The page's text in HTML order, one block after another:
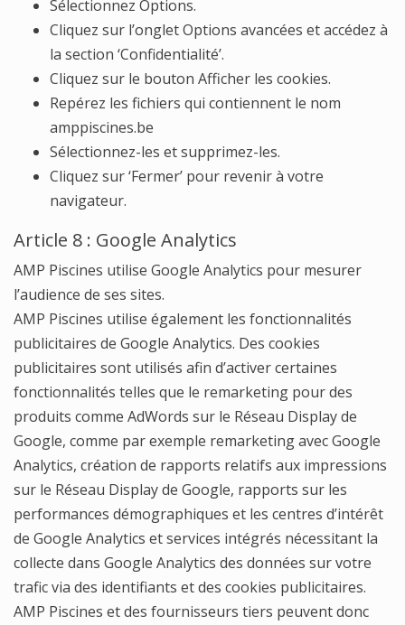
Sélectionnez Options.
Cliquez sur l’onglet Options avancées et accédez à
la section ‘Confidentialité’.
Cliquez sur le bouton Afficher les cookies.
Repérez les fichiers qui contiennent le nom
amppiscines.be
Sélectionnez-les et supprimez-les.
Cliquez sur ‘Fermer’ pour revenir à votre
navigateur.
Article 8 : Google Analytics
AMP Piscines utilise Google Analytics pour mesurer
l’audience de ses sites.
AMP Piscines utilise également les fonctionnalités
publicitaires de Google Analytics. Des cookies
publicitaires sont utilisés afin d’activer certaines
fonctionnalités telles que le remarketing pour des
produits comme AdWords sur le Réseau Display de
Google, comme par exemple remarketing avec Google
Analytics, création de rapports relatifs aux impressions
sur le Réseau Display de Google, rapports sur les
performances démographiques et les centres d’intérêt
de Google Analytics et services intégrés nécessitant la
collecte dans Google Analytics des données sur votre
trafic via des identifiants et des cookies publicitaires.
AMP Piscines et des fournisseurs tiers peuvent donc